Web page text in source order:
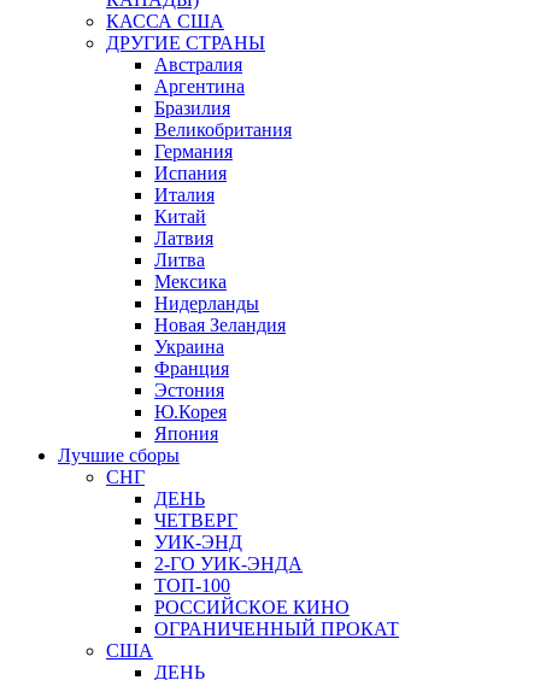
КАССА США
ДРУГИЕ СТРАНЫ
Австралия
Аргентина
Бразилия
Великобритания
Германия
Испания
Италия
Китай
Латвия
Литва
Мексика
Нидерланды
Новая Зеландия
Украина
Франция
Эстония
Ю.Корея
Япония
Лучшие сборы
СНГ
ДЕНЬ
ЧЕТВЕРГ
УИК-ЭНД
2-ГО УИК-ЭНДА
ТОП-100
РОССИЙСКОЕ КИНО
ОГРАНИЧЕННЫЙ ПРОКАТ
США
ДЕНЬ